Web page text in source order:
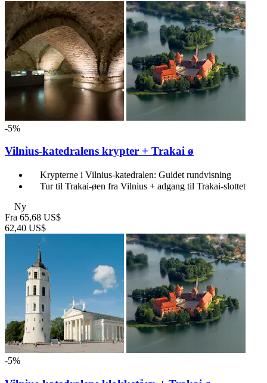
-5%
Vilnius-katedralens krypter + Trakai ø
Krypterne i Vilnius-katedralen: Guidet rundvisning
Tur til Trakai-øen fra Vilnius + adgang til Trakai-slottet
Ny
Fra 65,68 US$
62,40 US$
-5%